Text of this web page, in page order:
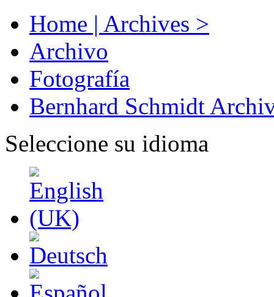
Home | Archives >
Archivo
Fotografía
Bernhard Schmidt
Seleccione su idioma